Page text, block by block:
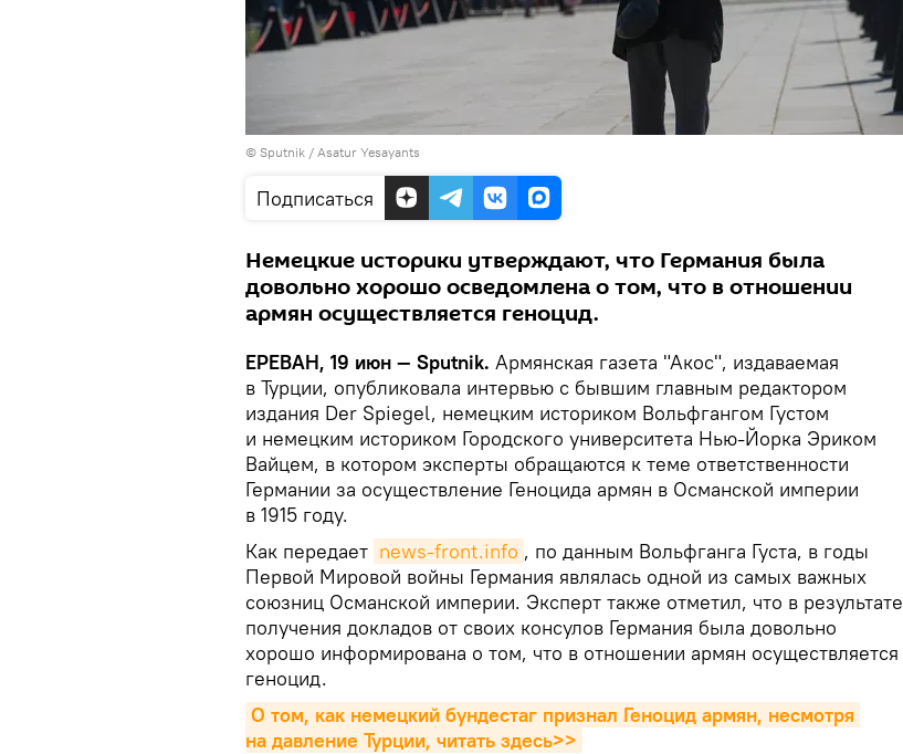
© Sputnik / Asatur Yesayants
Подписаться
Немецкие историки утверждают, что Германия была
довольно хорошо осведомлена о том, что в отношении
армян осуществляется геноцид.
ЕРЕВАН, 19 июн — Sputnik. Армянская газета "Акос", издаваемая
в Турции, опубликовала интервью с бывшим главным редактором
издания Der Spiegel, немецким историком Вольфгангом Густом
и немецким историком Городского университета Нью-Йорка Эриком
Вайцем, в котором эксперты обращаются к теме ответственности
Германии за осуществление Геноцида армян в Османской империи
в 1915 году.
Как передает news-front.info , по данным Вольфганга Густа, в годы
Первой Мировой войны Германия являлась одной из самых важных
союзниц Османской империи. Эксперт также отметил, что в результате
получения докладов от своих консулов Германия была довольно
хорошо информирована о том, что в отношении армян осуществляется
геноцид.
О том, как немецкий бундестаг признал Геноцид армян, несмотря
на давление Турции, читать здесь>>